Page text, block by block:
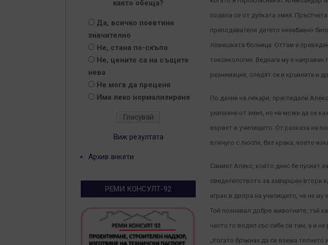
подала се от дупката змия.
преподавателя детето незабавно
ловешката болница. Оттам е
токсикология. Веднага му е
реанимация, следят се и кръвните и
По данни на лекари, прегледали
ухапване от змия, но не може да се
вървят в училището. От разказа на
влечуго с люспи, без крака, което
Самият Алекс, който днес бе пуснат
свидетелството за завършен втори
играе в двора на училището, че не
Той познавал добре животните, тъй
често го водел със себе си там, а и
„Когато бръкнах да си взема топчето
както обеща?
Да, всичко поевтиня
значително
Не, стана по-скъпо
Не, цените са на същите
нева
Не мога да преценя
Има леко нормализиране
Виж резултата
Архив анкети
РЕМИ КОНСУЛТ-92